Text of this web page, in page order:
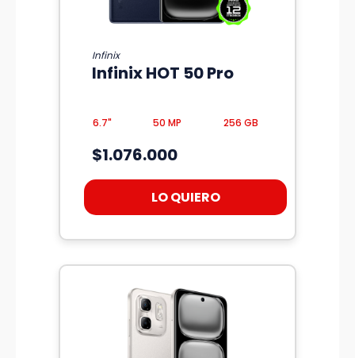
Infinix
Infinix HOT 50 Pro
6.7" 50 MP 256 GB
$1.076.000
LO QUIERO